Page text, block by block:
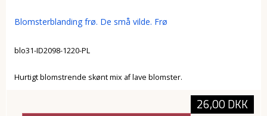
Blomsterblanding frø. De små vilde. Frø
blo31-ID2098-1220-PL
Hurtigt blomstrende skønt mix af lave blomster.
26,00 DKK